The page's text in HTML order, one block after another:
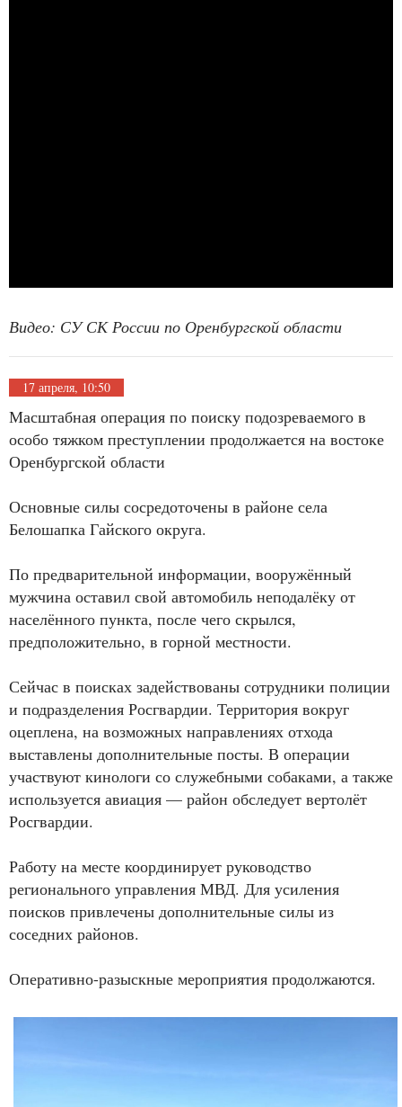
Видео: СУ СК России по Оренбургской области
17 апреля, 10:50
Масштабная операция по поиску подозреваемого в
особо тяжком преступлении продолжается на востоке
Оренбургской области
Основные силы сосредоточены в районе села
Белошапка Гайского округа.
По предварительной информации, вооружённый
мужчина оставил свой автомобиль неподалёку от
населённого пункта, после чего скрылся,
предположительно, в горной местности.
Сейчас в поисках задействованы сотрудники полиции
и подразделения Росгвардии. Территория вокруг
оцеплена, на возможных направлениях отхода
выставлены дополнительные посты. В операции
участвуют кинологи со служебными собаками, а также
используется авиация — район обследует вертолёт
Росгвардии.
Работу на месте координирует руководство
регионального управления МВД. Для усиления
поисков привлечены дополнительные силы из
соседних районов.
Оперативно-разыскные мероприятия продолжаются.